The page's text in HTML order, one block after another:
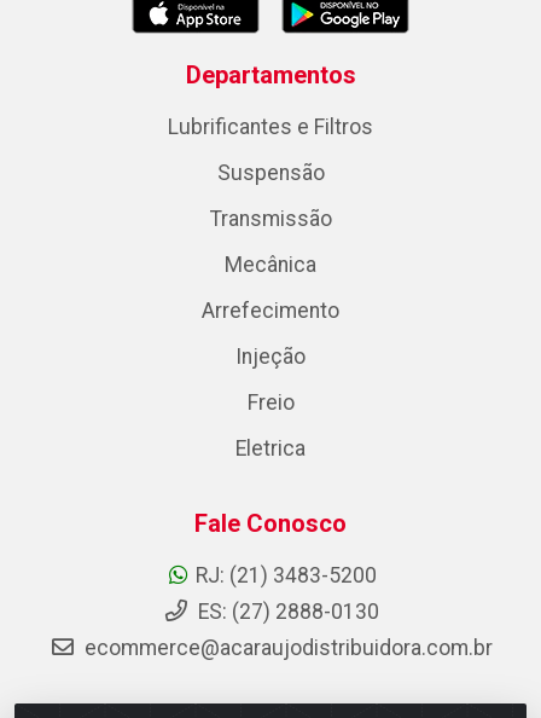
Departamentos
Lubrificantes e Filtros
Suspensão
Transmissão
Mecânica
Arrefecimento
Injeção
Freio
Eletrica
Fale Conosco
RJ: (21) 3483-5200
ES: (27) 2888-0130
ecommerce@acaraujodistribuidora.com.br